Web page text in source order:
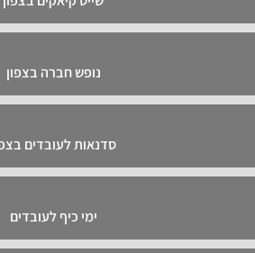
נופש חברה בצפון
סדנאות לעובדים
ימי כיף לעובדים